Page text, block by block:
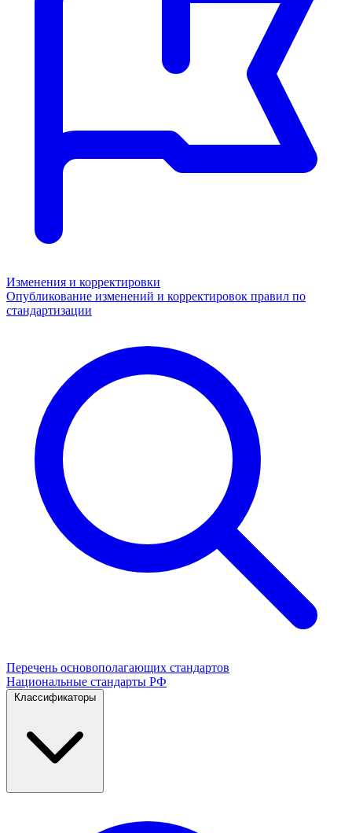
Изменения и корректировки
Опубликование изменений и корректировок правил по
стандартизации
Перечень основополагающих стандартов
Национальные стандарты РФ
Классификаторы